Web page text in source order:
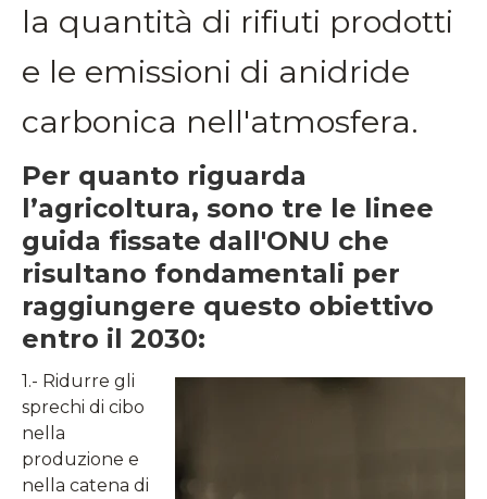
la quantità di rifiuti prodotti
e le emissioni di anidride
carbonica nell'atmosfera.
Per quanto riguarda
l’agricoltura, sono tre le linee
guida fissate dall'ONU che
risultano fondamentali per
raggiungere questo obiettivo
entro il 2030:
1.- Ridurre gli
sprechi di cibo
nella
produzione e
nella catena di